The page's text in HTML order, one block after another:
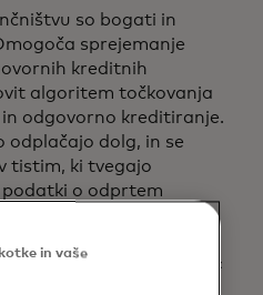
so bogati in
sprejemanje
kreditnih
algoritem točkovanja
odgovorno kreditiranje.
odplačajo dolg, in se
tistim, ki tvegajo
podatki o odprtem
omogočajo, da se
finančni vidik in se
etičnim pristranskostim.«
in vaše